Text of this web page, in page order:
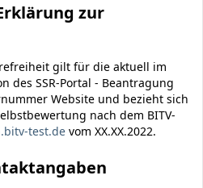
zur
gilt für die aktuell im
des SSR-Portal - Beantragung
Website und bezieht sich
nach dem BITV-
test.de vom XX.XX.2022.